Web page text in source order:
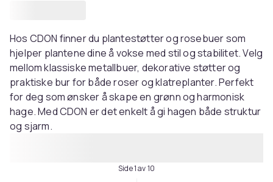
Hos CDON finner du plantestøtter og rosebuer som
hjelper plantene dine å vokse med stil og stabilitet. Velg
mellom klassiske metallbuer, dekorative støtter og
praktiske bur for både roser og klatreplanter. Perfekt
for deg som ønsker å skape en grønn og harmonisk
hage. Med CDON er det enkelt å gi hagen både struktur
og sjarm.
Side 1 av 10